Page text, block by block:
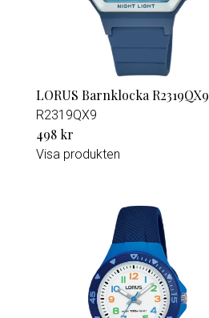
LORUS Barnklocka R2319QX9
R2319QX9
498 kr
Visa produkten